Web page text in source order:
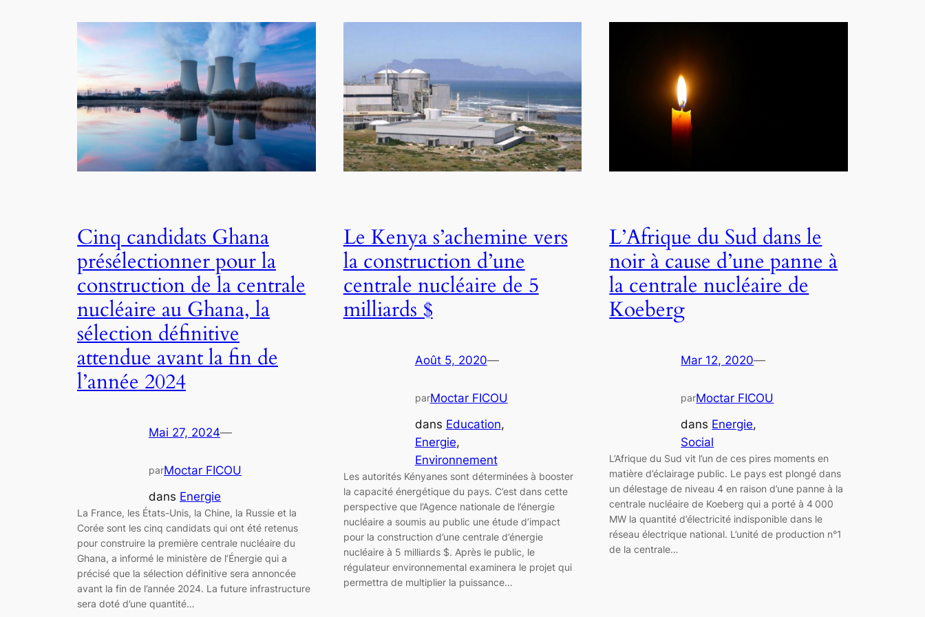
Cinq candidats Ghana
présélectionner pour la
construction de la centrale
nucléaire au Ghana, la
sélection définitive
attendue avant la fin de
l’année 2024
Mai 27, 2024—
parMoctar FICOU
dans Energie
La France, les États-Unis, la Chine, la Russie et la
Corée sont les cinq candidats qui ont été retenus
pour construire la première centrale nucléaire du
Ghana, a informé le ministère de l’Énergie qui a
précisé que la sélection définitive sera annoncée
avant la fin de l’année 2024. La future infrastructure
sera doté d’une quantité…
Le Kenya s’achemine vers
la construction d’une
centrale nucléaire de 5
milliards $
Août 5, 2020—
parMoctar FICOU
dans Education
Energie
Environnement
Les autorités Kényanes sont déterminées à booster
la capacité énergétique du pays. C’est dans cette
perspective que l’Agence nationale de l’énergie
nucléaire a soumis au public une étude d’impact
pour la construction d’une centrale d’énergie
nucléaire à 5 milliards $. Après le public, le
régulateur environnemental examinera le projet qui
permettra de multiplier la puissance…
L’Afrique du Sud dans le
noir à cause d’une panne à
la centrale nucléaire de
Koeberg
Mar 12, 2020—
parMoctar FICOU
dans Energie
Social
L’Afrique du Sud vit l’un de ces pires moments en
matière d’éclairage public. Le pays est plongé dans
un délestage de niveau 4 en raison d’une panne à la
centrale nucléaire de Koeberg qui a porté à 4 000
MW la quantité d’électricité indisponible dans le
réseau électrique national. L’unité de production n°1
de la centrale…